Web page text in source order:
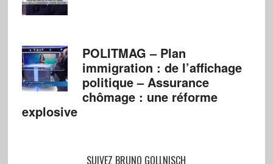
POLITMAG – Plan
immigration : de l’affichage
politique – Assurance
chômage : une réforme
explosive
SUIVEZ BRUNO GOLLNISCH